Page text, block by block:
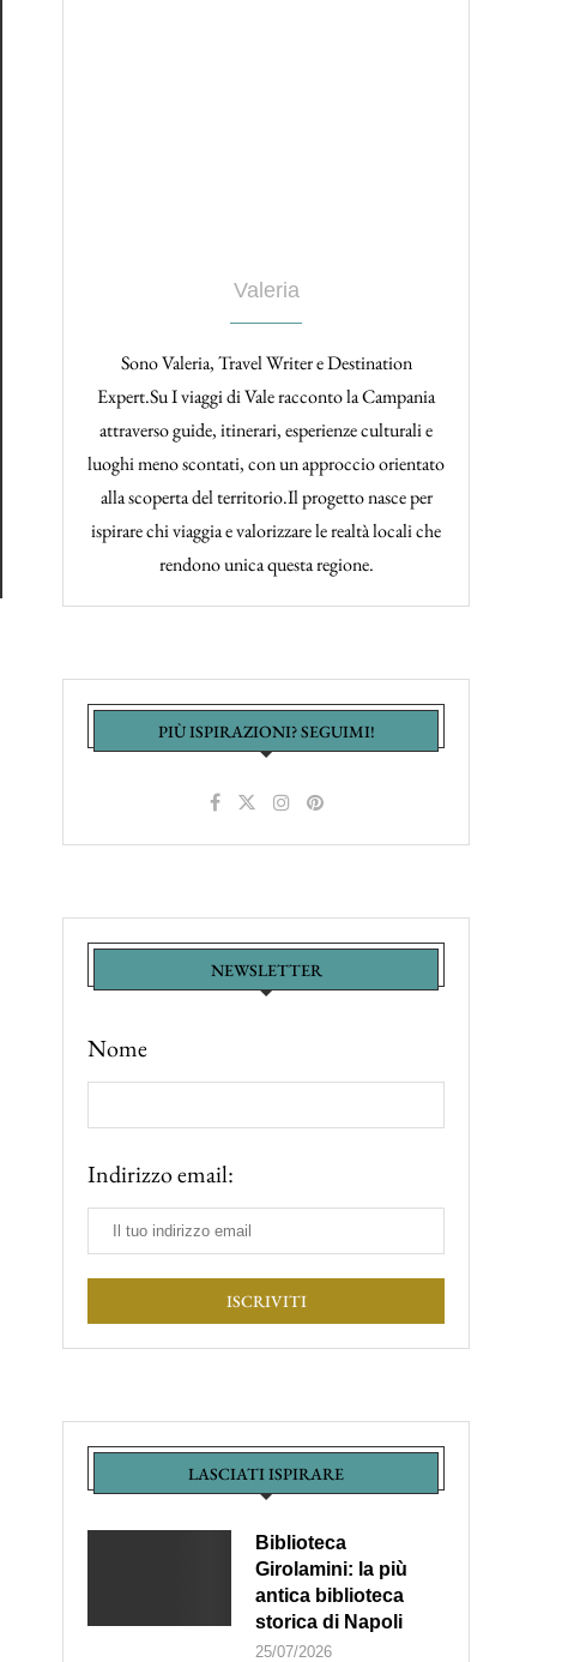
Valeria
Sono Valeria, Travel Writer e Destination
Expert.Su I viaggi di Vale racconto la Campania
attraverso guide, itinerari, esperienze culturali e
luoghi meno scontati, con un approccio orientato
alla scoperta del territorio.Il progetto nasce per
ispirare chi viaggia e valorizzare le realtà locali che
rendono unica questa regione.
PIÙ ISPIRAZIONI? SEGUIMI!
NEWSLETTER
Nome
Indirizzo email:
LASCIATI ISPIRARE
Biblioteca
Girolamini: la più
antica biblioteca
storica di Napoli
25/07/2026